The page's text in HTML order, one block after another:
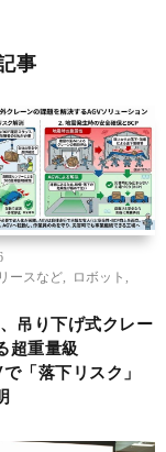
事
ースなど
ロボット
吊り下げ式クレー
超重量級
「落下リスク」